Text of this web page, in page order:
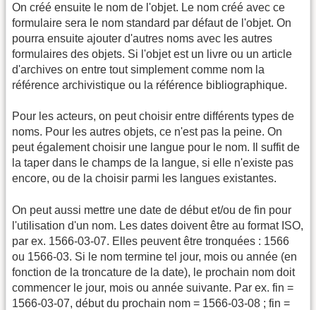
On créé ensuite le nom de l'objet. Le nom créé avec ce
formulaire sera le nom standard par défaut de l'objet. On
pourra ensuite ajouter d'autres noms avec les autres
formulaires des objets. Si l'objet est un livre ou un article
d'archives on entre tout simplement comme nom la
référence archivistique ou la référence bibliographique.
Pour les acteurs, on peut choisir entre différents types de
noms. Pour les autres objets, ce n'est pas la peine. On
peut également choisir une langue pour le nom. Il suffit de
la taper dans le champs de la langue, si elle n'existe pas
encore, ou de la choisir parmi les langues existantes.
On peut aussi mettre une date de début et/ou de fin pour
l'utilisation d'un nom. Les dates doivent être au format ISO,
par ex. 1566-03-07. Elles peuvent être tronquées : 1566
ou 1566-03. Si le nom termine tel jour, mois ou année (en
fonction de la troncature de la date), le prochain nom doit
commencer le jour, mois ou année suivante. Par ex. fin =
1566-03-07, début du prochain nom = 1566-03-08 ; fin =